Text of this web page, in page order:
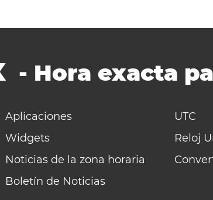
- Hora exacta
Aplicaciones
Widgets
Noticias de la zona horaria
Boletín de Noticias
UTC
Reloj